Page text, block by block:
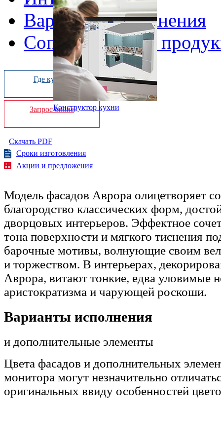
Конструктор кухни
Варианты исполнения
Сопутствующая
Где купить
Запрос online
Скачать PDF
Сроки изготовления
Акции и предложения
Модель фасадов Аврора олицетворяет
благородство классических форм,
дворцовых интерьеров. Эффектное
тона поверхности и мягкого тиснения
барочные мотивы, волнующие своим
и торжеством. В интерьерах,
Аврора, витают тонкие, едва уловимые
аристократизма и чарующей роскоши.
Варианты исполнения
и дополнительные элементы
Цвета фасадов и дополнительных
монитора могут незначительно
оригинальных ввиду особенностей